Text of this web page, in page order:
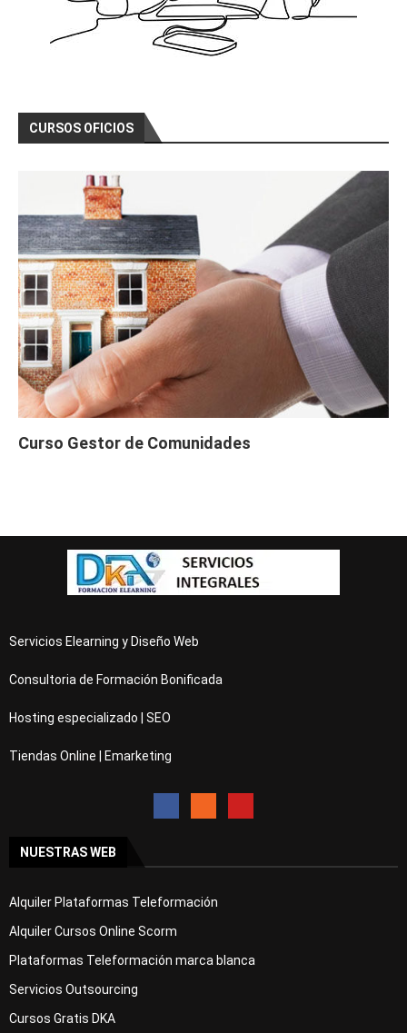
CURSOS OFICIOS
Curso Gestor de Comunidades
Servicios Elearning y Diseño Web
Consultoria de Formación Bonificada
Hosting especializado | SEO
Tiendas Online | Emarketing
NUESTRAS WEB
Alquiler Plataformas Teleformación
Alquiler Cursos Online Scorm
Plataformas Teleformación marca blanca
Servicios Outsourcing
Cursos Gratis DKA